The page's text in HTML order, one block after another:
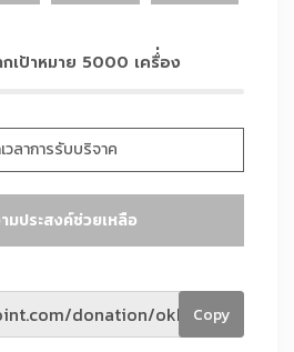
เป้าหมาย 5000 เครื่่อง
วลาการรับบริจาค
มประสงค์ช่วยเหลือ
Copy